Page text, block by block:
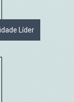
Líder